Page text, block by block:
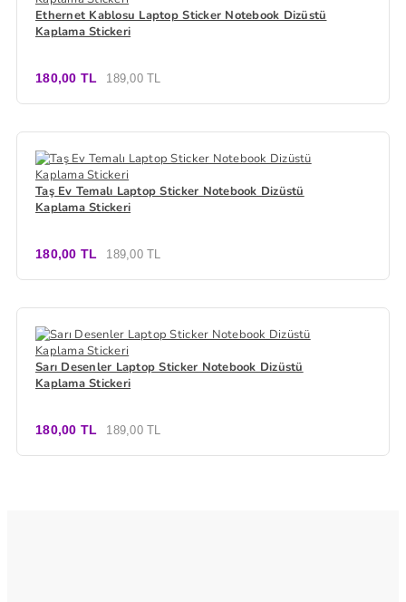
Ethernet Kablosu Laptop Sticker Notebook Dizüstü
Kaplama Stickeri
180,00 TL 189,00 TL
Taş Ev Temalı Laptop Sticker Notebook Dizüstü
Kaplama Stickeri
180,00 TL 189,00 TL
Sarı Desenler Laptop Sticker Notebook Dizüstü
Kaplama Stickeri
180,00 TL 189,00 TL